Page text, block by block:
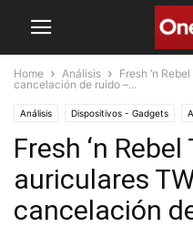
Home Análisis
Fresh ‘n
cancelación de ruido –...
Análisis Dispositivos - Gadgets
Fresh ‘n
auriculares
cancelación